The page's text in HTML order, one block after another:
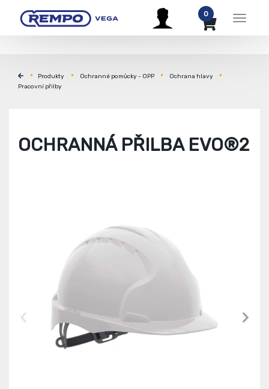
Menu
0
Produkty Ochranné pomůcky - OPP
Ochrana hlavy
Pracovní přilby
OCHRANNÁ PŘILBA EVO®2